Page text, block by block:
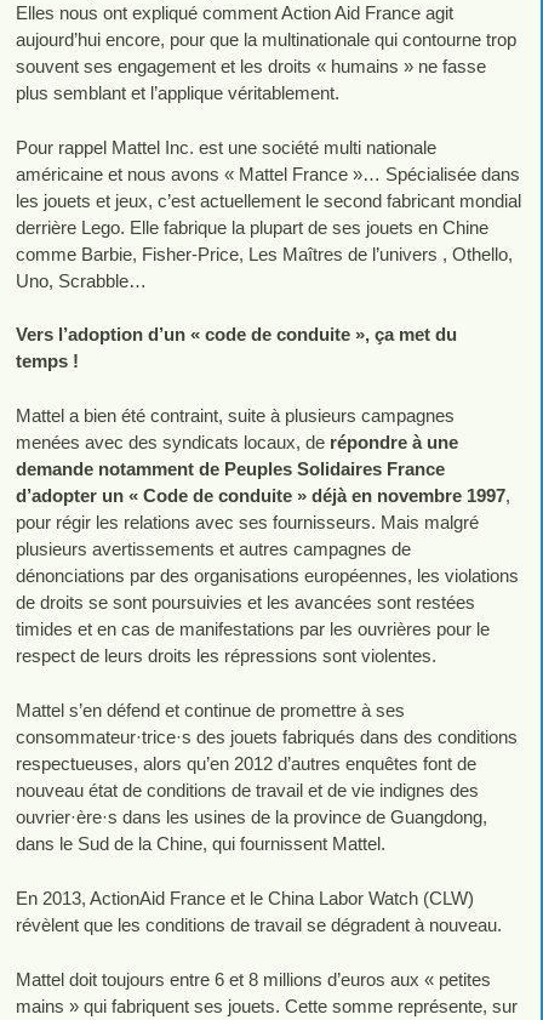
Elles nous ont expliqué comment Action Aid France agit
aujourd’hui encore, pour que la multinationale qui contourne trop
souvent ses engagement et les droits « humains » ne fasse
plus semblant et l’applique véritablement.
Pour rappel Mattel Inc. est une société multi nationale
américaine et nous avons « Mattel France »… Spécialisée dans
les jouets et jeux, c’est actuellement le second fabricant mondial
derrière Lego. Elle fabrique la plupart de ses jouets en Chine
comme Barbie, Fisher-Price, Les Maîtres de l’univers , Othello,
Uno, Scrabble…
Vers l’adoption d’un « code de conduite », ça met du
temps !
Mattel a bien été contraint, suite à plusieurs campagnes
menées avec des syndicats locaux, de répondre à une
demande notamment de Peuples Solidaires France
d’adopter un « Code de conduite » déjà en novembre 1997,
pour régir les relations avec ses fournisseurs. Mais malgré
plusieurs avertissements et autres campagnes de
dénonciations par des organisations européennes, les violations
de droits se sont poursuivies et les avancées sont restées
timides et en cas de manifestations par les ouvrières pour le
respect de leurs droits les répressions sont violentes.
Mattel s’en défend et continue de promettre à ses
consommateur·trice·s des jouets fabriqués dans des conditions
respectueuses, alors qu’en 2012 d’autres enquêtes font de
nouveau état de conditions de travail et de vie indignes des
ouvrier·ère·s dans les usines de la province de Guangdong,
dans le Sud de la Chine, qui fournissent Mattel.
En 2013, ActionAid France et le China Labor Watch (CLW)
révèlent que les conditions de travail se dégradent à nouveau.
Mattel doit toujours entre 6 et 8 millions d’euros aux « petites
mains » qui fabriquent ses jouets. Cette somme représente, sur